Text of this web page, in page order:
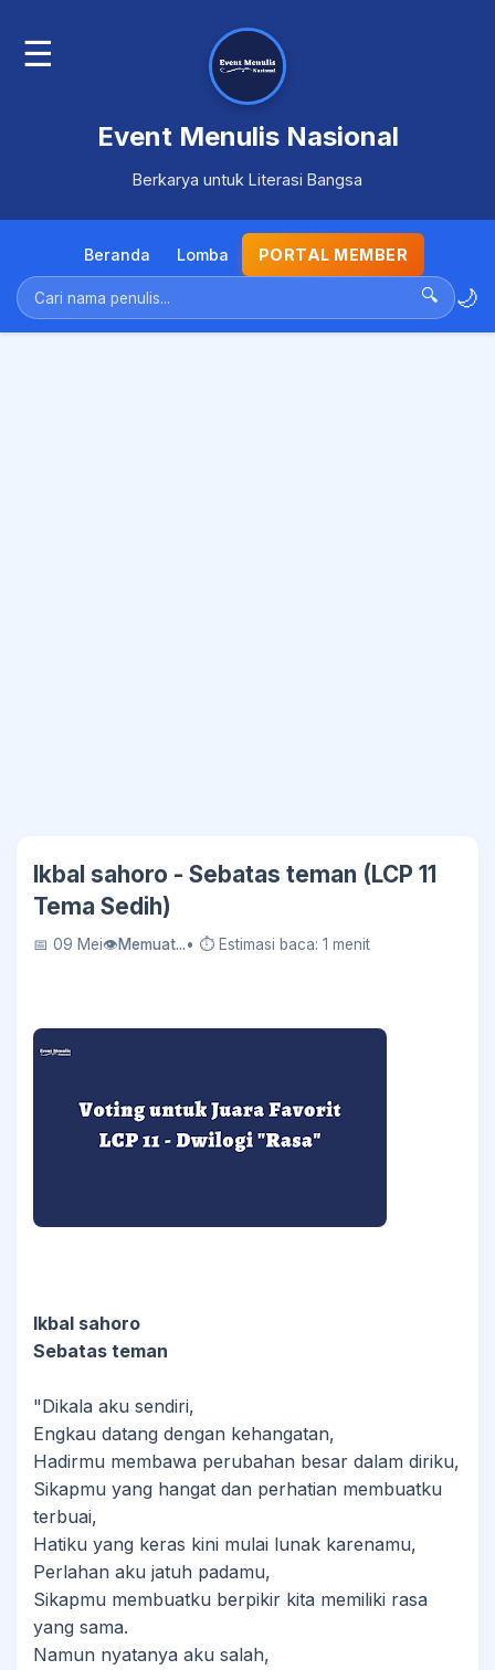
☰
Event Menulis Nasional
Berkarya untuk Literasi Bangsa
Beranda Lomba PORTAL MEMBER
🔍 🌙
Ikbal sahoro - Sebatas teman (LCP 11
Tema Sedih)
📅 09 Mei👁Memuat...• ⏱ Estimasi baca: 1 menit
Ikbal sahoro
Sebatas teman
"Dikala aku sendiri,
Engkau datang dengan kehangatan,
Hadirmu membawa perubahan besar dalam diriku,
Sikapmu yang hangat dan perhatian membuatku
terbuai,
Hatiku yang keras kini mulai lunak karenamu,
Perlahan aku jatuh padamu,
Sikapmu membuatku berpikir kita memiliki rasa
yang sama.
Namun nyatanya aku salah,